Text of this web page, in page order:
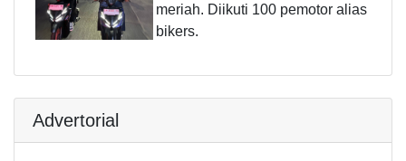
meriah. Diikuti 100 pemotor alias
bikers.
Advertorial